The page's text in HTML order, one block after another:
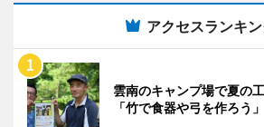
アクセスランキ
雲南のキャンプ場で夏の
「竹で食器や弓を作ろう」